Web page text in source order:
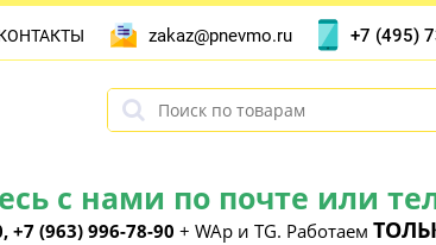
с нами по почте или
+7 (963) 996-78-90 + WAp и TG. Работаем
zakaz@pnevmo.ru +7 (495)